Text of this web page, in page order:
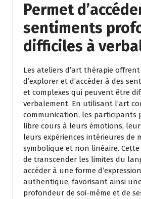
Permet
sentiments
difficiles à
Les ateliers d’art thérapie
d’explorer et d’accéder à des
et complexes qui peuvent être
verbalement. En utilisant l’art
communication, les participants
libre cours à leurs émotions,
leurs expériences intérieures de
symbolique et non linéaire.
de transcender les limites du
accéder à une forme
authentique, favorisant ainsi
profondeur de soi-même et de